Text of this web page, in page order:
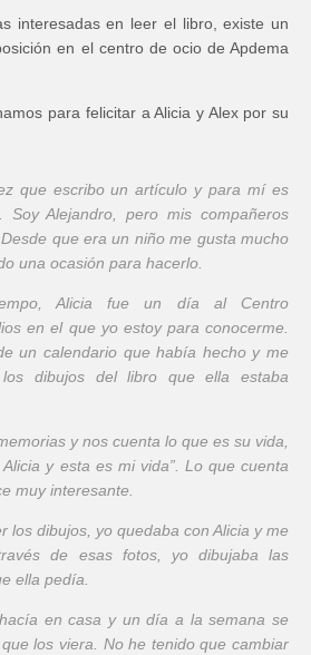
interesadas en leer el libro, existe un
en el centro de ocio de Apdema
para felicitar a Alicia y Alex por su
que escribo un artículo y para mí es
Soy Alejandro, pero mis compañeros
que era un niño me gusta mucho
una ocasión para hacerlo.
Alicia fue un día al Centro
en el que yo estoy para conocerme.
un calendario que había hecho y me
dibujos del libro que ella estaba
y nos cuenta lo que es su vida,
Alicia y esta es mi vida”. Lo que cuenta
muy interesante.
los dibujos, yo quedaba con Alicia y me
de esas fotos, yo dibujaba las
ella pedía.
en casa y un día a la semana se
los viera. No he tenido que cambiar